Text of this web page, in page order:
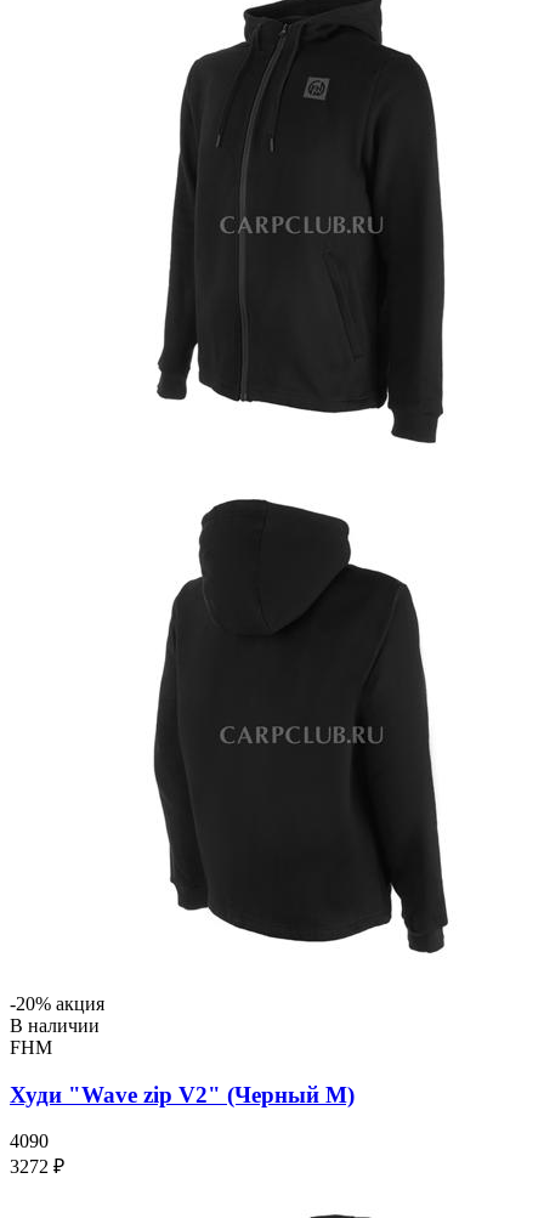
-20% акция
В наличии
FHM
Худи "Wave zip V2" (Черный M)
4090
3272 ₽